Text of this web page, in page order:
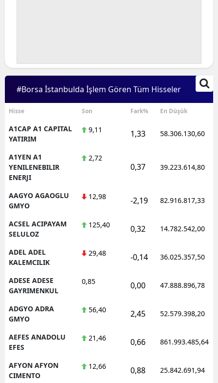
#Borsa İstanbulda İşlem Gören Tüm Hisseler
Hisse Son Fark% En Düşük
A1CAP A1 CAPITAL
YATIRIM
9,11 1,33 58.306.130,60
A1YEN A1
YENILENEBILIR
ENERJI
2,72
0,37 39.223.614,80
AAGYO AGAOGLU
GMYO
12,98 -2,19 82.916.817,33
ACSEL ACIPAYAM
SELULOZ
125,40 0,32 14.782.542,00
ADEL ADEL
KALEMCILIK
29,48 -0,14 36.025.357,50
ADESE ADESE
GAYRIMENKUL
0,85 0,00 47.888.896,78
ADGYO ADRA
GMYO
56,40 2,45 52.579.398,20
AEFES ANADOLU
EFES
21,46 0,66 861.993.485,64
AFYON AFYON
CIMENTO
12,66 0,88 25.842.691,94